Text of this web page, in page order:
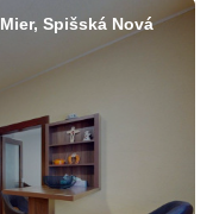
Spišská Nová